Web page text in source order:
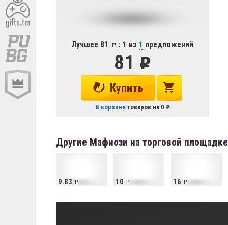
Лучшее 81 : 1 из 1 предложений
81
Купить
В корзинетоваров на 0
Другие Мафиози на торговой площадке
9.83 10 16